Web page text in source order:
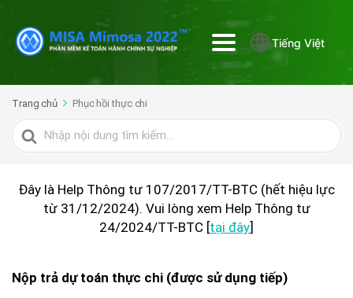
Tiếng Việt
Trang chủ Phục hồi thực chi
Tìm
kiếm
Đây là Help Thông tư 107/2017/TT-BTC (hết hiệu lực
từ 31/12/2024). Vui lòng xem Help Thông tư
24/2024/TT-BTC [tại đây]
Nộp trả dự toán thực chi (được sử dụng tiếp)